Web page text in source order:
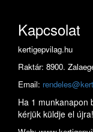
Kapcsolat
kertigepvilag.hu
Raktár: 8900.
Email:
Ha 1 munkanapon
kérjük küldje el újra!